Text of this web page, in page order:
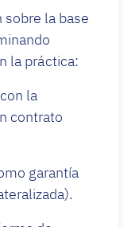
la base
la práctica:
la
contrato
garantía